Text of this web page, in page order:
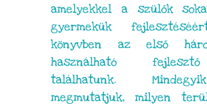
amelyekkel a szülők
gyermekük
könyvben az első
használható
találhatunk.
megmutatjuk, milyen